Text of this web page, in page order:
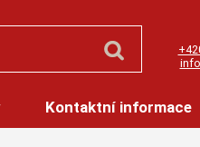
Kontaktní informace